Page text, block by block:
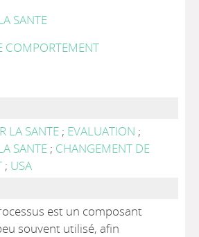
SANTE
COMPORTEMENT
LA SANTE ; EVALUATION ;
SANTE ; CHANGEMENT DE
; USA
est un composant
souvent utilisé, afin